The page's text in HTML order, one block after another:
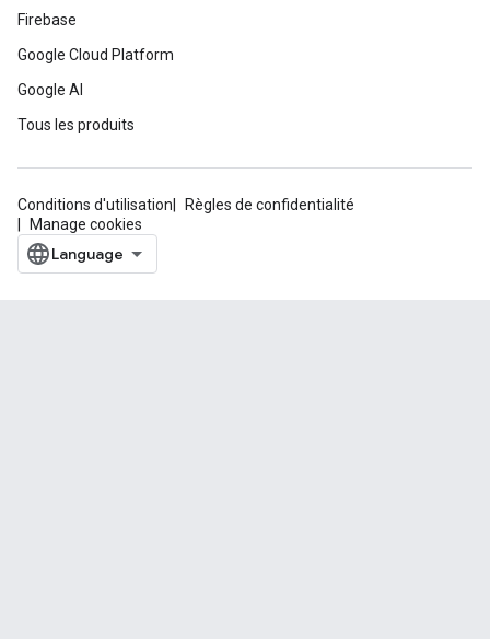
Firebase
Google Cloud Platform
Google AI
Tous les produits
Conditions d'utilisation
Règles de confidentialité
Manage cookies